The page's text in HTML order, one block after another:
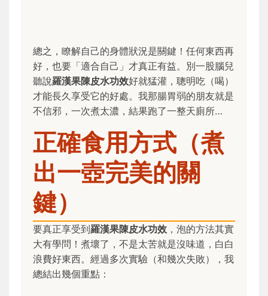
總之，瞭解自己的身體狀況是關鍵！任何東西再
好，也要「適合自己」才真正有益。別一股腦兒
聽說羅漢果陳皮水功效好就猛灌，聰明吃（喝）
才能長久享受它的好處。我那腸胃弱的朋友就是
不信邪，一次煮太濃，結果跑了一整天廁所…
正確食用方式（煮
出一壺完美的關
鍵）
要真正享受到羅漢果陳皮水功效 ，泡的方法其實
大有學問！煮壞了，不是太苦就是沒味道，白白
浪費好東西。經過多次實驗（和幾次失敗），我
總結出幾個重點：